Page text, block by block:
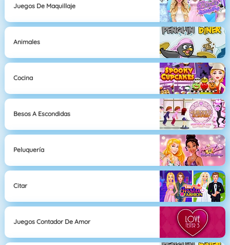
Juegos De Maquillaje
Animales
Cocina
Besos A Escondidas
Peluquería
Citar
Juegos Contador De Amor